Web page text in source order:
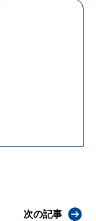
次の記事